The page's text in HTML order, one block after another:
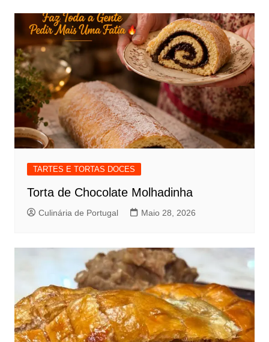
TARTES E TORTAS DOCES
Torta de Chocolate Molhadinha
Culinária de Portugal Maio 28, 2026